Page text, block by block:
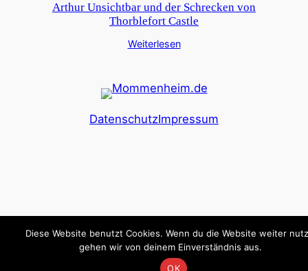
Arthur Unsichtbar und der Schrecken von
Thorblefort Castle
Weiterlesen
DatenschutzImpressum
Diese Website benutzt Cookies. Wenn du die Website weiter
gehen wir von deinem Einverständnis aus.
OK